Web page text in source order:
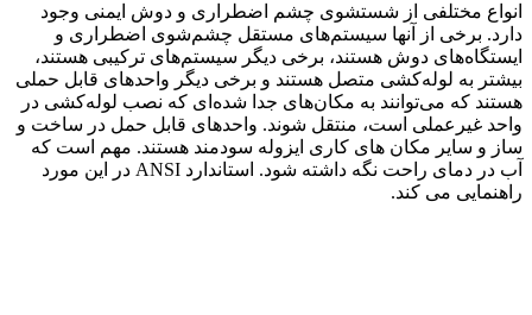
انواع مختلفی از شستشوی چشم اضطراری و دوش ایمنی وجود
دارد. برخی از آنها سیستم‌های مستقل چشم‌شوی اضطراری و
ایستگاه‌های دوش هستند، برخی دیگر سیستم‌های ترکیبی هستند،
بیشتر به لوله‌کشی متصل هستند و برخی دیگر واحدهای قابل حملی
هستند که می‌توانند به مکان‌های جدا شده‌ای که نصب لوله‌کشی در
واحد غیرعملی است، منتقل شوند. واحدهای قابل حمل در ساخت و
ساز و سایر مکان های کاری ایزوله سودمند هستند. مهم است که
آب در دمای راحت نگه داشته شود. استاندارد ANSI در این مورد
راهنمایی می کند.